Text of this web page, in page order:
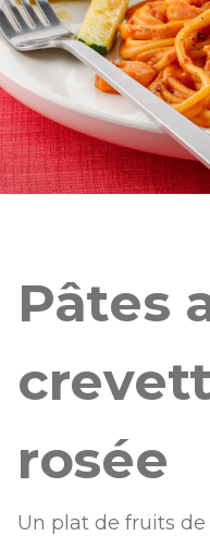
Pâtes
rosée
Un plat de fruits